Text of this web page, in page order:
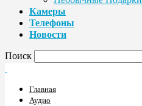
Камеры
Телефоны
Новости
Поиск
Главная
Аудио